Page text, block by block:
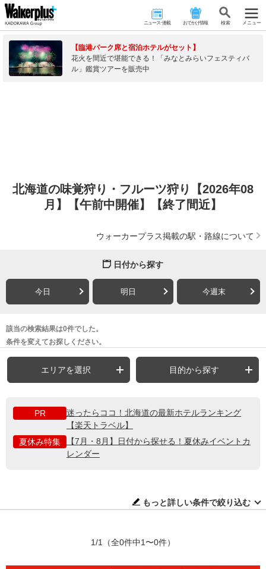
ニュース･連載 おでかけ情報 検 索 メニュー
【臨港パーク席と宿泊ホテルがセット】
花火を間近で堪能できる！「みなとみらいフェスティバ
ル」鑑賞ツアーを販売中
北海道の味覚狩り・フルーツ狩り【2026年08
月】【午前中開催】【終了間近】
ウォーカープラス掲載の駅・路線について
日付から探す
今日 明日 今週末
該当の検索結果は0件でした。
条件を変えてお探しください。
エリアを選択 目的から探す
PR
迷ったらココ！北海道の最新ホテルランキング
【楽天トラベル】
夏休み特集
【7月・8月】日付から探せる！夏休みイベントカ
レンダー
もっと詳しい条件で絞り込む
1/1 （全0件中1〜0件）